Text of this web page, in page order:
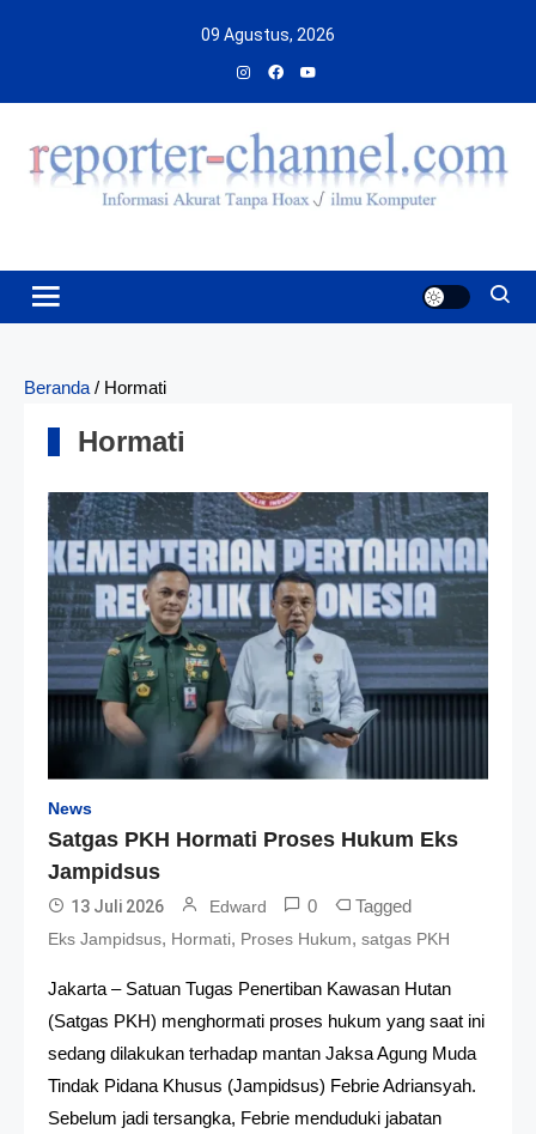
09 Agustus, 2026
Beranda / Hormati
Hormati
News
Satgas PKH Hormati Proses Hukum Eks
Jampidsus
13 Juli 2026 Edward 0 Tagged
Eks Jampidsus, Hormati, Proses Hukum, satgas PKH
Jakarta – Satuan Tugas Penertiban Kawasan Hutan
(Satgas PKH) menghormati proses hukum yang saat ini
sedang dilakukan terhadap mantan Jaksa Agung Muda
Tindak Pidana Khusus (Jampidsus) Febrie Adriansyah.
Sebelum jadi tersangka, Febrie menduduki jabatan